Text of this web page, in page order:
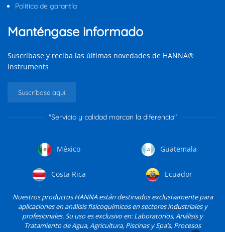
Política de garantía
Manténgase informado
Suscríbase y reciba las últimas novedades de HANNA®
instruments
Suscríbase aquí
"Servicio y calidad marcan la diferencia"
México Guatemala
Costa Rica Ecuador
Nuestros productos HANNA están destinados exclusivamente para
aplicaciones en análisis fisicoquímicos en sectores industriales y
profesionales. Su uso es exclusivo en: Laboratorios, Análisis y
Tratamiento de Agua, Agricultura, Piscinas y Spa’s, Procesos